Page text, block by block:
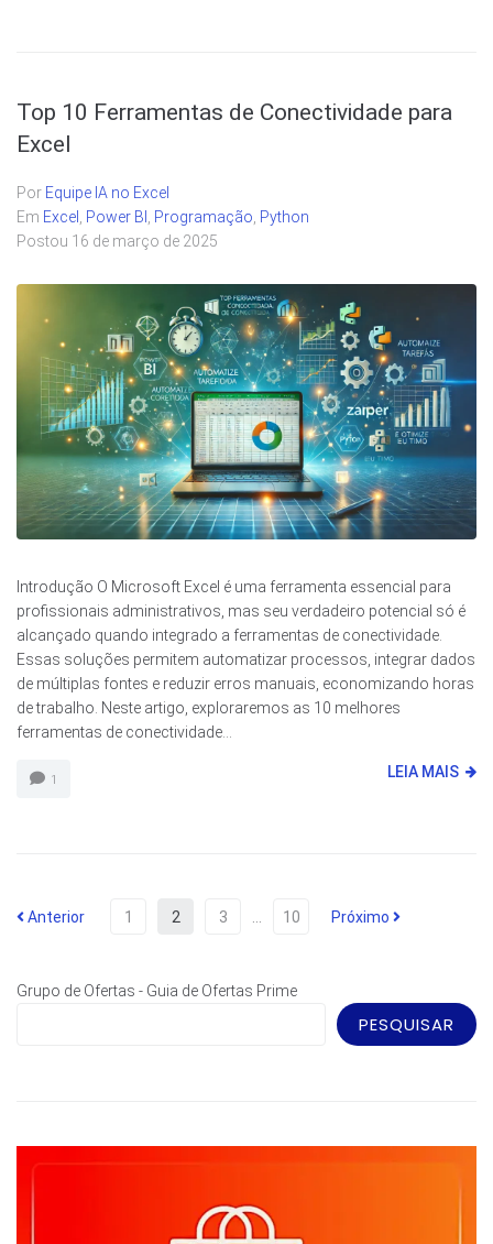
Top 10 Ferramentas de Conectividade para
Excel
Por Equipe IA no Excel
Em Excel Power BI Programação Python
Postou 16 de março de 2025
Introdução O Microsoft Excel é uma ferramenta essencial para
profissionais administrativos, mas seu verdadeiro potencial só é
alcançado quando integrado a ferramentas de conectividade.
Essas soluções permitem automatizar processos, integrar dados
de múltiplas fontes e reduzir erros manuais, economizando horas
de trabalho. Neste artigo, exploraremos as 10 melhores
ferramentas de conectividade...
1 LEIA MAIS
Anterior 1 2 3 … 10 Próximo
Grupo de Ofertas - Guia de Ofertas Prime
PESQUISAR